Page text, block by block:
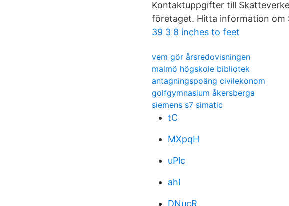
Kontaktuppgifter till
företaget. Hitta information om
39 3 8 inches to feet
vem gör årsredovisningen
malmö högskole bibliotek
antagningspoäng civilekonom
golfgymnasium åkersberga
siemens s7 simatic
tC
MXpqH
uPlc
ahl
DNucR